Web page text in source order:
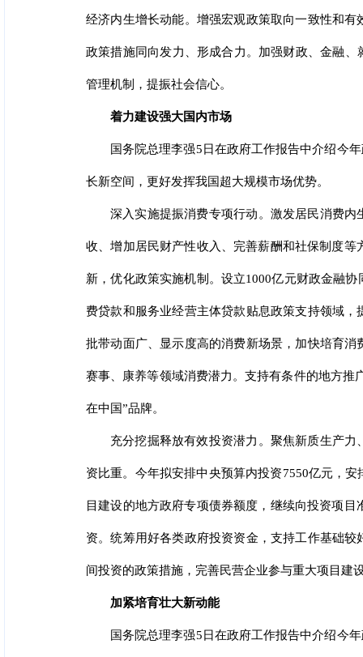
经济内生增长动能。增强宏观政策取向一致性和
政策措施同向发力、形成合力。加强财政、金融
管理机制，提振社会信心。
着力建设强大国内市场
国务院总理李强5日在政府工作报告中介绍今
长新空间，更好发挥我国超大规模市场优势。
深入实施提振消费专项行动。激发居民消费
收、增加居民财产性收入、完善薪酬和社保制度
新，优化政策实施机制。设立1000亿元财政金融
费贷款和服务业经营主体贷款贴息政策支持领域
批带动面广、显示度高的消费新场景，加快培育
赛事、康养等领域消费潜力。支持有条件的地方
在中国”品牌。
充分挖掘释放有效投资潜力。聚焦新质生产
资比重。今年拟安排中央预算内投资7550亿元，
目建设的地方政府专项债券额度，继续向投资项
资。统筹用好各类政府投资资金，支持工作基础
间投资的政策措施，完善民营企业参与重大项目建
加紧培育壮大新动能
国务院总理李强5日在政府工作报告中介绍今